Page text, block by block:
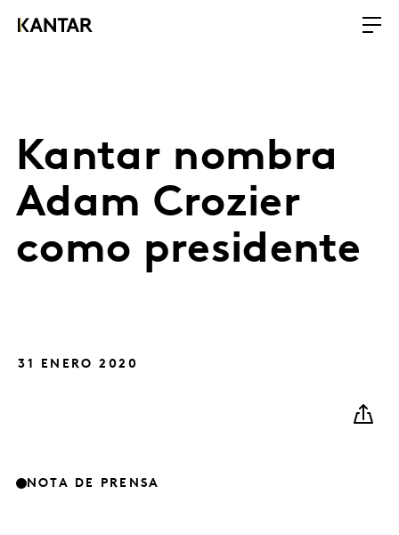
Kantar nombra
Adam Crozier
como presidente
31 ENERO 2020
NOTA DE PRENSA